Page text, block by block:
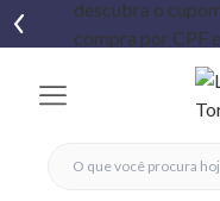
fechar menu
fechar menu
favoritos